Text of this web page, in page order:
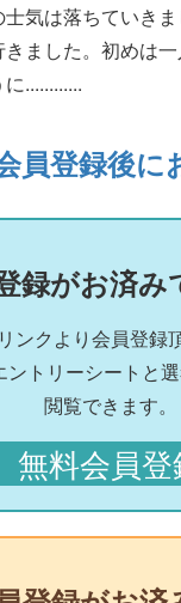
気は落ちていき
ました。初めは
............
員登録後に
録がお済み
ンクより会員登録
トリーシートと
閲覧できます。
無料会員登